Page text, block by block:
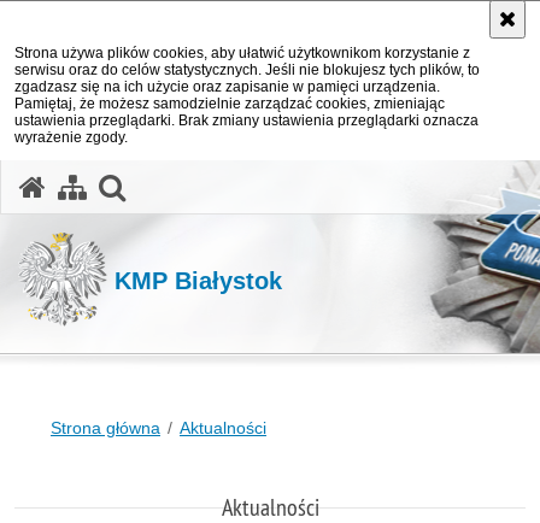
Strona używa plików cookies, aby ułatwić użytkownikom korzystanie z
serwisu oraz do celów statystycznych. Jeśli nie blokujesz tych plików, to
zgadzasz się na ich użycie oraz zapisanie w pamięci urządzenia.
Pamiętaj, że możesz samodzielnie zarządzać cookies, zmieniając
ustawienia przeglądarki. Brak zmiany ustawienia przeglądarki oznacza
wyrażenie zgody.
KMP Białystok
Strona główna Aktualności
Aktualności